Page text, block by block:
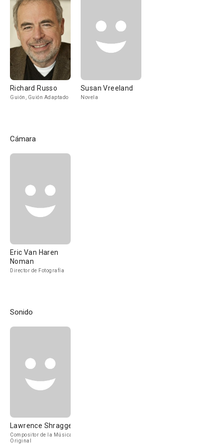
Richard Russo
Guión, Guión Adaptado
Susan Vreeland
Novela
Cámara
Eric Van Haren
Noman
Director de Fotografía
Sonido
Lawrence Shragge
Compositor de la Música
Original